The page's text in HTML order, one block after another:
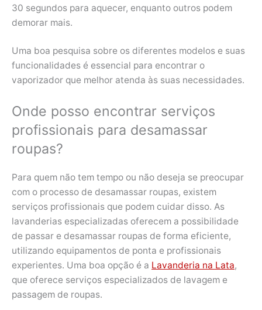
30 segundos para aquecer, enquanto outros podem
demorar mais.
Uma boa pesquisa sobre os diferentes modelos e suas
funcionalidades é essencial para encontrar o
vaporizador que melhor atenda às suas necessidades.
Onde posso encontrar serviços
profissionais para desamassar
roupas?
Para quem não tem tempo ou não deseja se preocupar
com o processo de desamassar roupas, existem
serviços profissionais que podem cuidar disso. As
lavanderias especializadas oferecem a possibilidade
de passar e desamassar roupas de forma eficiente,
utilizando equipamentos de ponta e profissionais
experientes. Uma boa opção é a Lavanderia na Lata,
que oferece serviços especializados de lavagem e
passagem de roupas.